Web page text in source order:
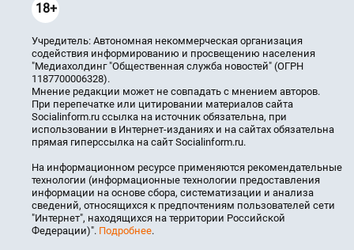
18+
Учредитель: Автономная некоммерческая организация
содействия информированию и просвещению населения
"Медиахолдинг "Общественная служба новостей" (ОГРН
1187700006328).
Мнение редакции может не совпадать с мнением авторов.
При перепечатке или цитировании материалов сайта
Socialinform.ru ссылка на источник обязательна, при
использовании в Интернет-изданиях и на сайтах обязательна
прямая гиперссылка на сайт Socialinform.ru.
На информационном ресурсе применяются рекомендательные
технологии (информационные технологии предоставления
информации на основе сбора, систематизации и анализа
сведений, относящихся к предпочтениям пользователей сети
"Интернет", находящихся на территории Российской
Федерации)". Подробнее.